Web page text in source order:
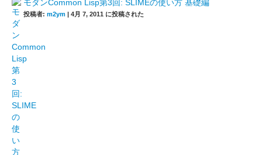
モダンCommon Lisp第3回: SLIMEの使い方 基礎編
投稿者: m2ym | 4月 7, 2011 に投稿された